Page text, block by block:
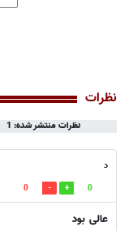
نظرات
نظرات منتشر شده: 1
د
0
0
عالی بود